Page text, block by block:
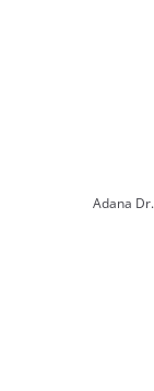
Adana